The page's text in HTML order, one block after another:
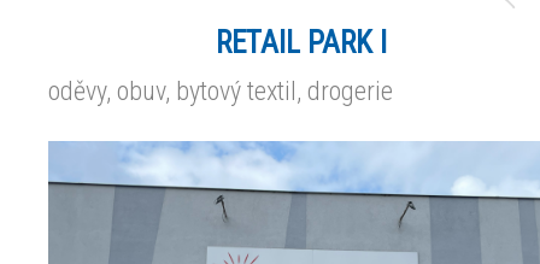
RETAIL PARK I
oděvy, obuv, bytový textil, drogerie